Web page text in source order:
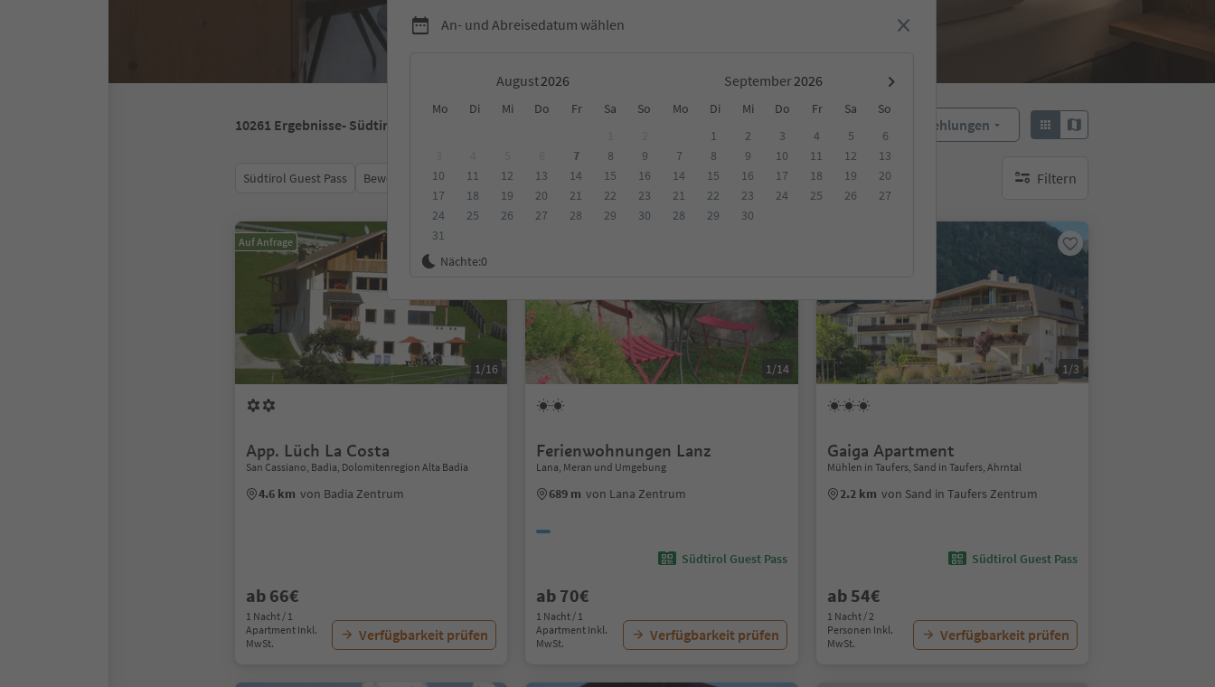
An- und Abreisedatum wählen
August September
Mo Di Mi Do Fr Sa So Mo Di Mi Do Fr Sa
So
7 8
9
10
11 12 13 14 15
16
17
18 19 20 21 22
23
24
25 26 27 28 29
30
31
1 2 3 4 5
6
7
8 9 10 11 12
13
14
15 16 17 18 19
20
21
22 23 24 25 26
27
28
29 30
Nächte:0
10261 Ergebnisse- Südtirol Empfehlungen
Südtirol Guest Pass Bewertungen Kategorie Verpflegungsart Nachhaltige Unterkunft Filtern
keine aktiven Filte
Auf Anfrage
1/16
App. Lüch La Costa
San Cassiano, Badia, Dolomitenregion Alta Badia
4.6 km von Badia Zentrum
ab 66€
1 Nacht / 1
Apartment Inkl.
MwSt.
Verfügbarkeit prüfen
1/14
Ferienwohnungen Lanz
Lana, Meran und Umgebung
689 m von Lana Zentrum
Südtirol Guest Pass
ab 70€
1 Nacht / 1
Apartment Inkl.
MwSt.
Verfügbarkeit prüfen
1/3
Gaiga Apartment
Mühlen in Taufers, Sand in Taufers, Ahrntal
2.2 km von Sand in Taufers Zentrum
Südtirol Guest Pass
ab 54€
1 Nacht / 2
Personen Inkl.
MwSt.
Verfügbarkeit prüfen